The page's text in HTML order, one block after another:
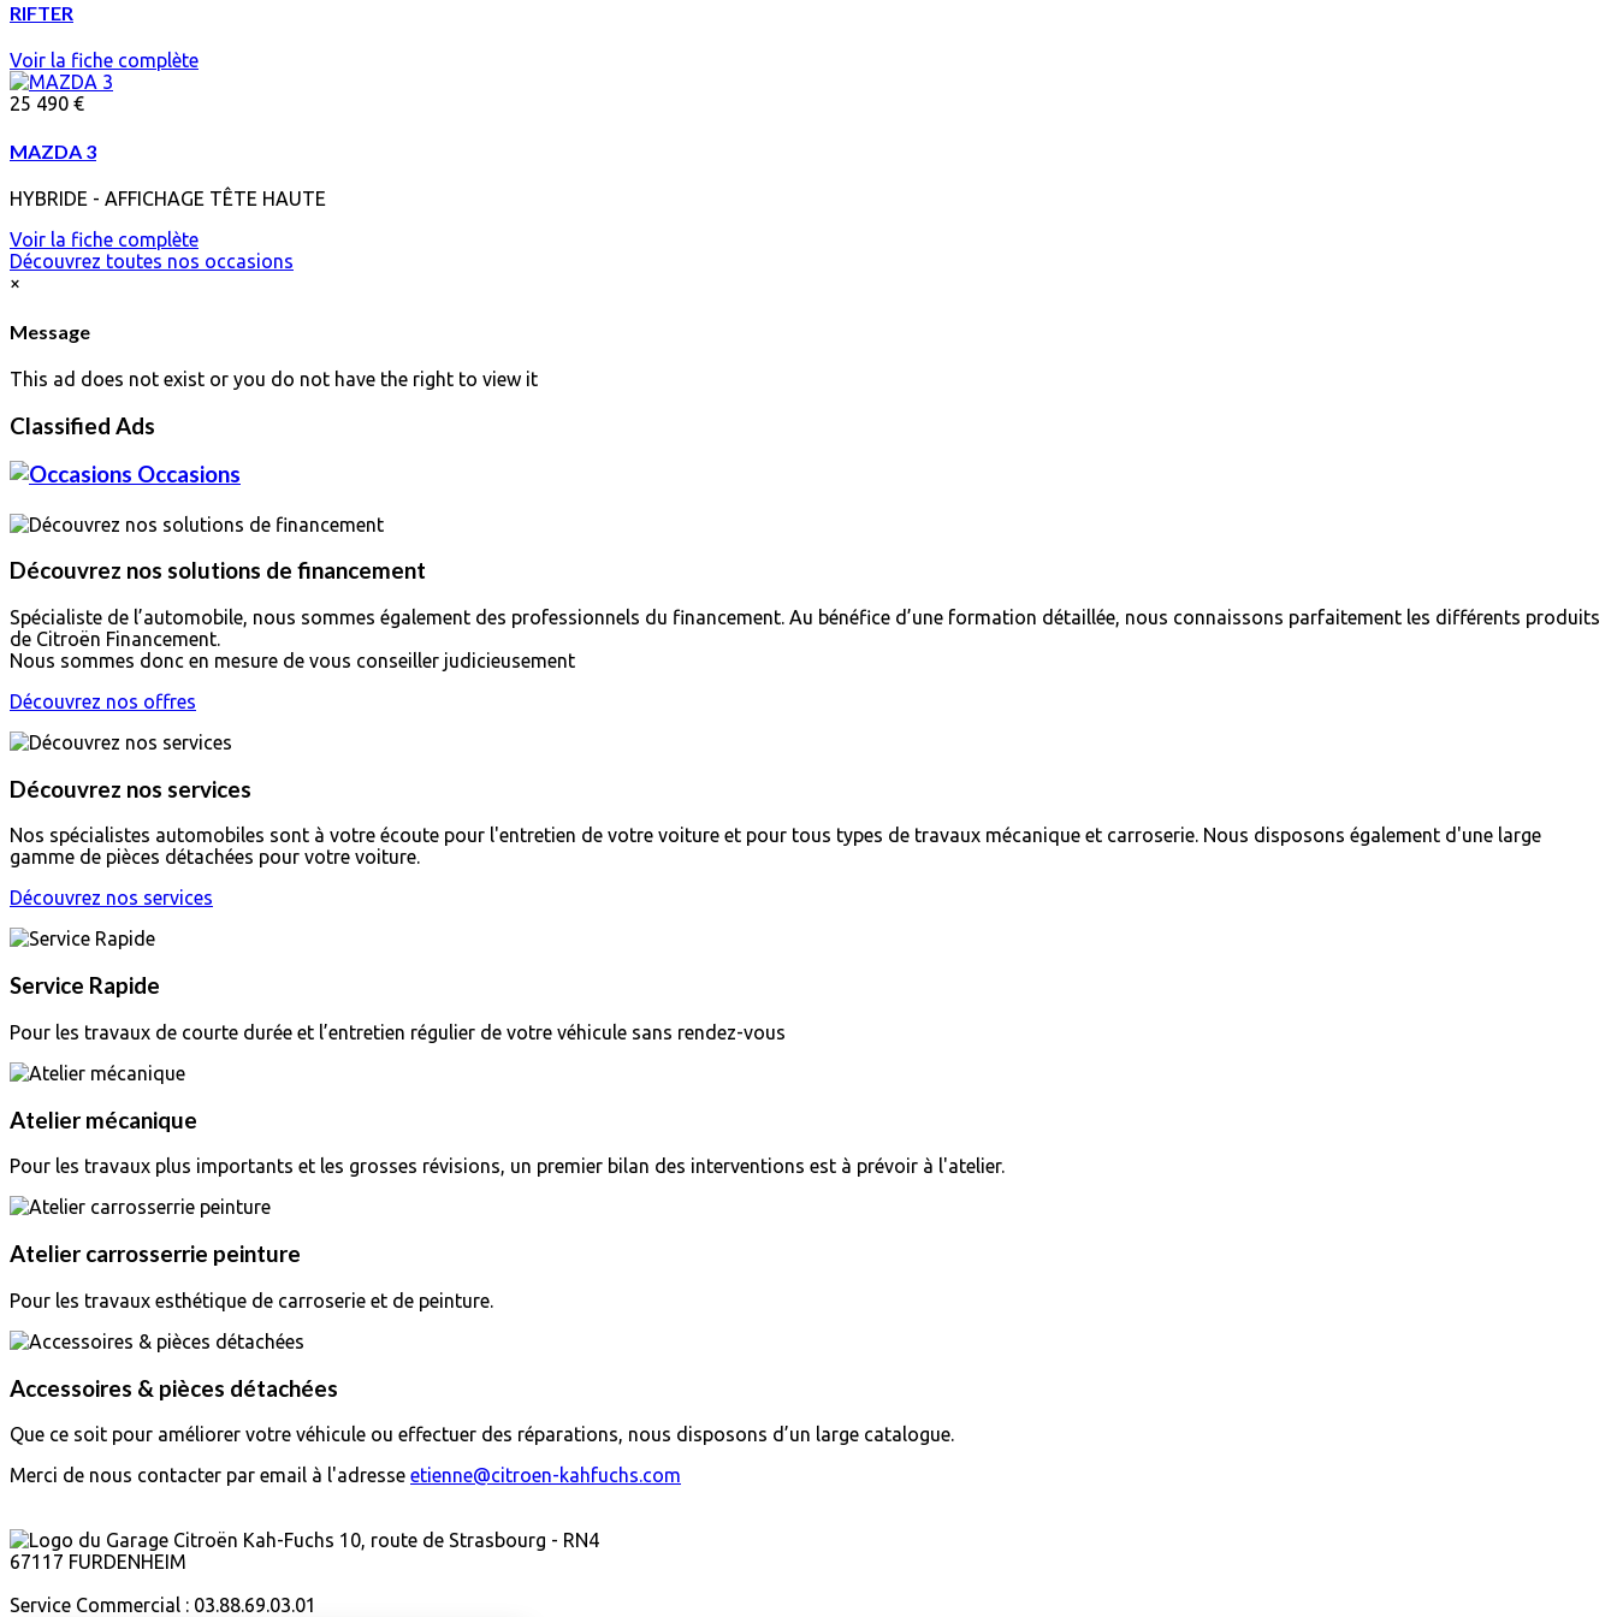
RIFTER
Voir la fiche complète
25 490 €
MAZDA 3
HYBRIDE - AFFICHAGE TÊTE HAUTE
Voir la fiche complète
Découvrez toutes nos occasions
×
Message
This ad does not exist or you do not have the right to view it
Classified Ads
Occasions
Découvrez nos solutions de financement
Spécialiste de l’automobile, nous sommes également des professionnels du financement. Au bénéfice d’une formation détaillée, nous connaissons parfaitement les différents produits
de Citroën Financement.
Nous sommes donc en mesure de vous conseiller judicieusement
Découvrez nos offres
Découvrez nos services
Nos spécialistes automobiles sont à votre écoute pour l'entretien de votre voiture et pour tous types de travaux mécanique et carroserie. Nous disposons également d'une large
gamme de pièces détachées pour votre voiture.
Découvrez nos services
Service Rapide
Pour les travaux de courte durée et l’entretien régulier de votre véhicule sans rendez-vous
Atelier mécanique
Pour les travaux plus importants et les grosses révisions, un premier bilan des interventions est à prévoir à l'atelier.
Atelier carrosserrie peinture
Pour les travaux esthétique de carroserie et de peinture.
Accessoires & pièces détachées
Que ce soit pour améliorer votre véhicule ou effectuer des réparations, nous disposons d’un large catalogue.
Merci de nous contacter par email à l'adresse etienne@citroen-kahfuchs.com
10, route de Strasbourg - RN4
67117 FURDENHEIM
Service Commercial : 03.88.69.03.01